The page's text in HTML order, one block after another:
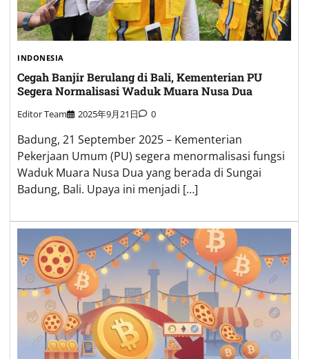
INDONESIA
Cegah Banjir Berulang di Bali, Kementerian PU
Segera Normalisasi Waduk Muara Nusa Dua
Editor Team 2025年9月21日 0
Badung, 21 September 2025 – Kementerian
Pekerjaan Umum (PU) segera menormalisasi fungsi
Waduk Muara Nusa Dua yang berada di Sungai
Badung, Bali. Upaya ini menjadi […]